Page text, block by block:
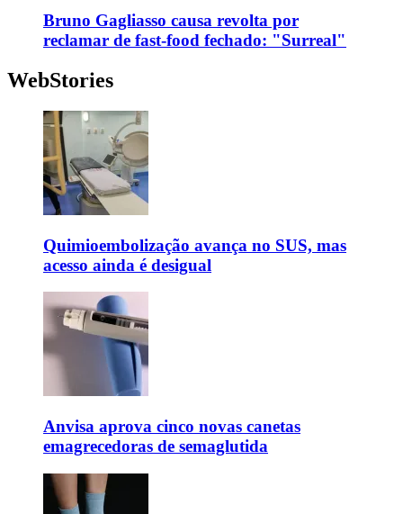
Bruno Gagliasso causa revolta por
reclamar de fast-food fechado: "Surreal"
WebStories
Quimioembolização avança no SUS, mas
acesso ainda é desigual
Anvisa aprova cinco novas canetas
emagrecedoras de semaglutida